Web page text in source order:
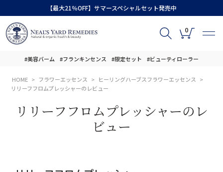
【最大21％OFF】サマースペシャルセット発売中
0
#美容バーム #フランキンセンス #限定セット #ビューティローラー
HOME フラワーエッセンス
ヒーリングハーブスフラワーエッセンス
リリーフフロムプレッシャーのレビュー
リリーフフロムプレッシャーのレ
ビュー